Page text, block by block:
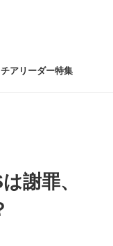
アリーダー特集
謝罪、